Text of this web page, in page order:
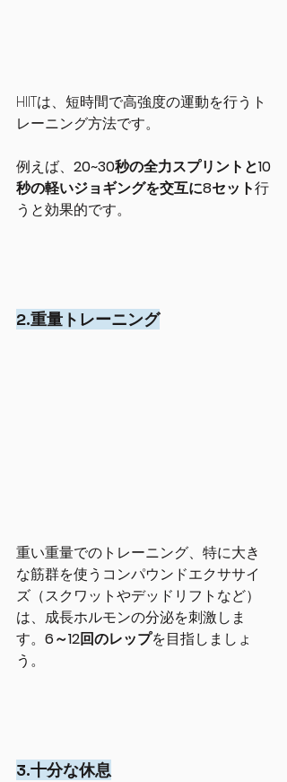
HIITは、短時間で高強度の運動を行うト
レーニング方法です。
例えば、 20~30秒の全力スプリントと10
秒の軽いジョギングを交互に8セット行
うと効果的です。
2.重量トレーニング
重い重量でのトレーニング、特に大き
な筋群を使うコンパウンドエクササイ
ズ（スクワットやデッドリフトなど）
は、成長ホルモンの分泌を刺激しま
す。 6～12回のレップを目指しましょ
う。
3.十分な休息